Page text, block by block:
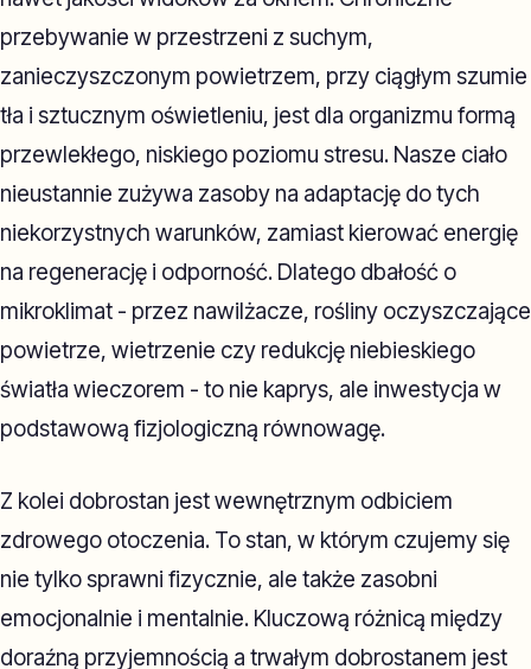
przebywanie w przestrzeni z suchym,
zanieczyszczonym powietrzem, przy ciągłym szumie
tła i sztucznym oświetleniu, jest dla organizmu formą
przewlekłego, niskiego poziomu stresu. Nasze ciało
nieustannie zużywa zasoby na adaptację do tych
niekorzystnych warunków, zamiast kierować energię
na regenerację i odporność. Dlatego dbałość o
mikroklimat - przez nawilżacze, rośliny oczyszczające
powietrze, wietrzenie czy redukcję niebieskiego
światła wieczorem - to nie kaprys, ale inwestycja w
podstawową fizjologiczną równowagę.
Z kolei dobrostan jest wewnętrznym odbiciem
zdrowego otoczenia. To stan, w którym czujemy się
nie tylko sprawni fizycznie, ale także zasobni
emocjonalnie i mentalnie. Kluczową różnicą między
doraźną przyjemnością a trwałym dobrostanem jest